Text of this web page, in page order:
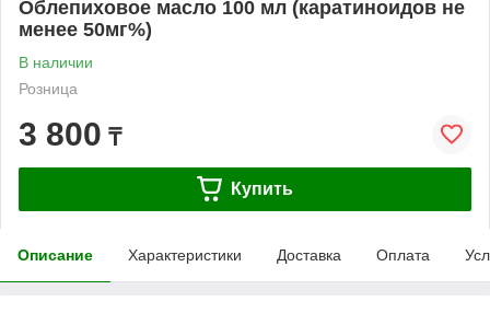
Облепиховое масло 100 мл (каратиноидов не
менее 50мг%)
В наличии
Розница
3 800 ₸
Купить
Описание Характеристики Доставка Оплата